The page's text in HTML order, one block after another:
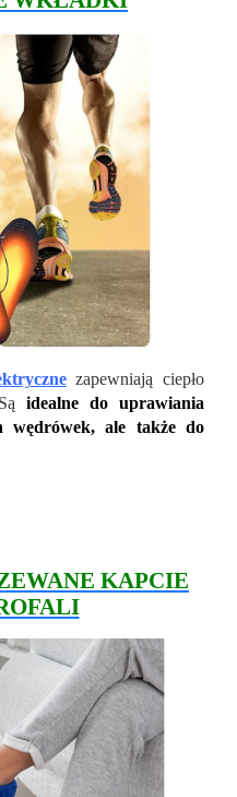
zapewniają ciepło
idealne do uprawiania
wędrówek, ale także do
KAPCIE